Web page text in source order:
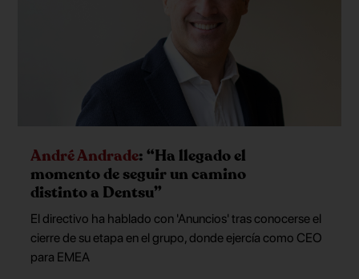
André Andrade: “Ha llegado el
momento de seguir un camino
distinto a Dentsu”
El directivo ha hablado con 'Anuncios' tras conocerse el
cierre de su etapa en el grupo, donde ejercía como CEO
para EMEA